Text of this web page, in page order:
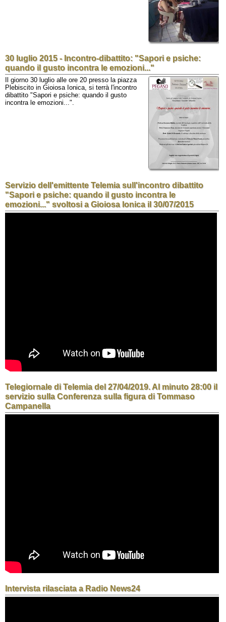
30 luglio 2015 - Incontro-dibattito: "Sapori e psiche:
quando il gusto incontra le emozioni..."
Il giorno 30 luglio alle ore 20 presso la piazza
Plebiscito in Gioiosa Ionica, si terrà l'incontro
dibattito "Sapori e psiche: quando il gusto
incontra le emozioni...".
Servizio dell'emittente Telemia sull'incontro dibattito
"Sapori e psiche: quando il gusto incontra le
emozioni..." svoltosi a Gioiosa Ionica il 30/07/2015
Telegiornale di Telemia del 27/04/2019. Al minuto 28:00 il
servizio sulla Conferenza sulla figura di Tommaso
Campanella
Intervista rilasciata a Radio News24